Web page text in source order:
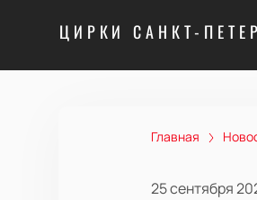
ЦИРКИ САНКТ-
Главная
25 сентября